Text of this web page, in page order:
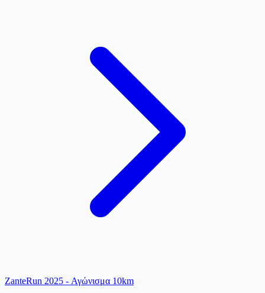
ZanteRun 2025 - Αγώνισμα 10km